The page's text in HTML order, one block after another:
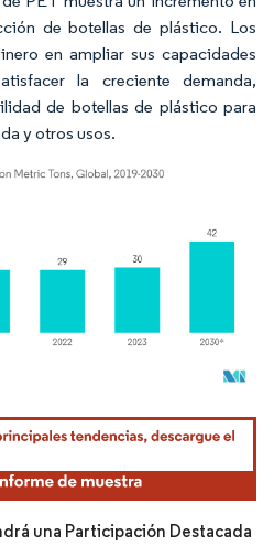
de botellas de plástico. Los
en ampliar sus capacidades
la creciente demanda,
de botellas de plástico para
y otros usos.
requiere atribución según CC BY 4.0.
una Participación Destacada